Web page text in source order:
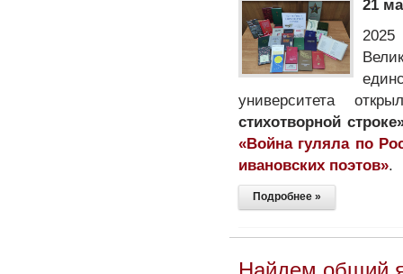
21
университета
стихотворной
«Война гуляла по
ивановских поэтов».
Подробнее »